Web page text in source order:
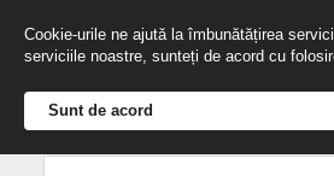
Cookie-urile ne ajută la îmbunătățirea
serviciile noastre, sunteți de acord cu
Sunt de acord